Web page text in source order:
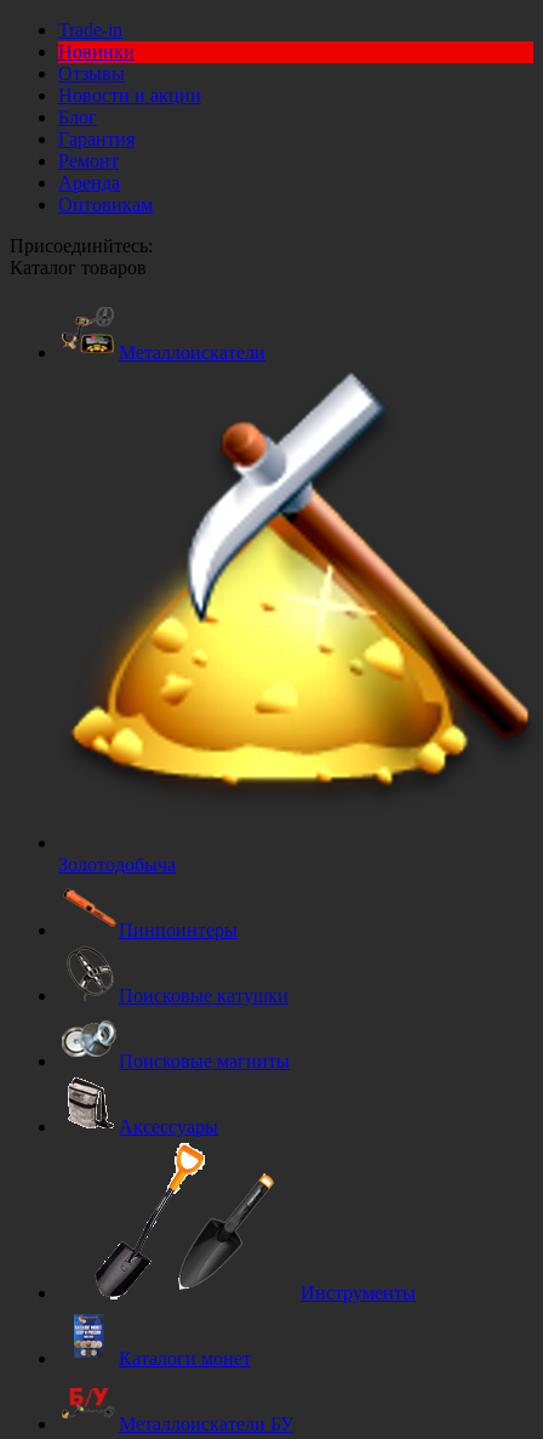
Trade-in
Новинки
Отзывы
Новости и акции
Блог
Гарантия
Ремонт
Аренда
Оптовикам
Присоединйтесь:
Каталог товаров
Металлоискатели
Золотодобыча
Пинпоинтеры
Поисковые катушки
Поисковые магниты
Аксессуары
Инструменты
Каталоги монет
Металлоискатели БУ